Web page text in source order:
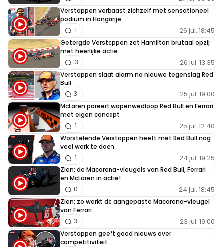
Verstappen verbaast zichzelf met sensationeel
podium in Hongarije
26 jul. 18:45
1
Getergde Verstappen zet Hamilton brutaal opzij
met heerlijke actie
26 jul. 13:35
13
Verstappen slaat alarm na nieuwe tegenslag Red
Bull
25 jul. 19:00
3
McLaren pareert wapenwedloop Red Bull en Ferrari
met eigen concept
25 jul. 12:40
1
Worstelende Verstappen heeft met Red Bull nog
veel werk te doen
24 jul. 19:25
1
Zien: de Macarena-vleugels van Red Bull, Ferrari
en McLaren in actie!
24 jul. 18:45
0
Zien: zo werkt de aangepaste Macarena-vleugel
van Ferrari
23 jul. 19:00
3
Verstappen geeft goed nieuws over
competitiviteit